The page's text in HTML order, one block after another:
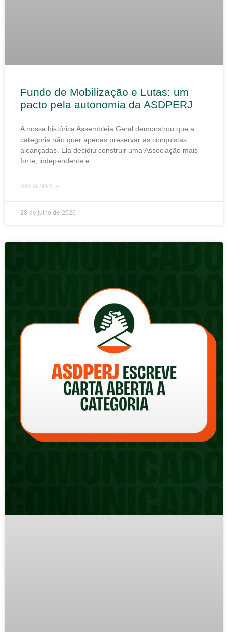
Fundo de Mobilização e Lutas: um
pacto pela autonomia da ASDPERJ
A nossa histórica Assembleia Geral demonstrou que a
categoria não quer apenas preservar as conquistas
alcançadas. Ela decidiu construir uma Associação mais
forte, independente e
SAIBA MAIS »
28 de julho de 2026